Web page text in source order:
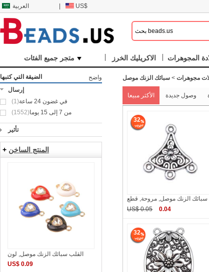
العربية US$
متجر جميع الفئات الاكريليك الخرز المجوهرات
مجوهرات >سبائك الزنك موصل
الأكثر مبيعا وصول جديدة
32
سبائك الزنك موصل, مروحة, قطع
US$ 0.05
0.04
32
الضيقة التي كتبها
واضح
إرسال
في غضون 24 ساعة
(1)
من 7 إلى 15 يوما
(1552)
تأثير
+ المنتج الساخن
القلب سبائك الزنك موصل, لون
US$ 0.09